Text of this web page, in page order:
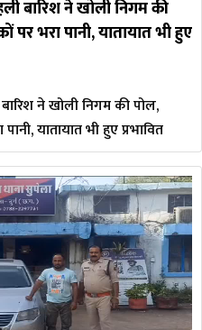
बारिश ने खोली निगम की
पर भरा पानी, यातायात भी हुए
ने खोली निगम की पोल,
यातायात भी हुए प्रभावित